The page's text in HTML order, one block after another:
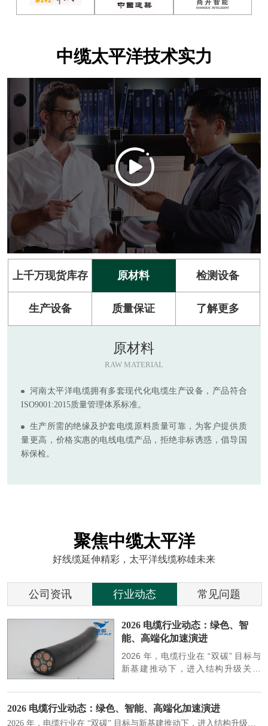
中缆太平洋技术实力
上千万现货库存 原材料 检测设备
生产设备 质量保证 了解更多
原材料
RAW MATERIAL
河南太平洋电缆拥有多套现代化电缆生产设备，产品符合
ISO9001:2015质量管理体系标准。
生产所需的绝缘及护套电缆原料质量可靠，为客户提供质
量更高，价格实惠的电线电缆产品，拒绝非标诱惑，倡导国
标保检。
聚焦中缆太平洋
好线缆延伸精彩，太平洋线缆称雄未来
公司资讯 行业动态 常见问题
2026 电缆行业动态：绿色、智
能、高端化加速演进
2026 年，电缆行业在 “双碳” 目标与
新基建推动下，进入结构升级关键
大清晰趋势，市场格局持续优化。
2026 电缆行业动态：绿色、智能、高端化加速演进